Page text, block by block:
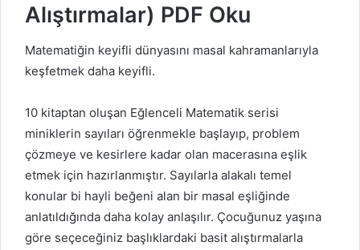
Alıştırmalar) PDF Oku
Matematiğin keyifli dünyasını masal kahramanlarıyla
keşfetmek daha keyifli.
10 kitaptan oluşan Eğlenceli Matematik serisi
miniklerin sayıları öğrenmekle başlayıp, problem
çözmeye ve kesirlere kadar olan macerasına eşlik
etmek için hazırlanmıştır. Sayılarla alakalı temel
konular bi hayli beğeni alan bir masal eşliğinde
anlatıldığında daha kolay anlaşılır. Çocuğunuz yaşına
göre seçeceğiniz başlıklardaki basit alıştırmalarla